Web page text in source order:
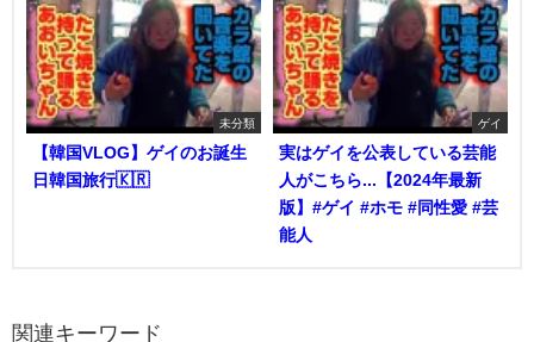
未分類
【韓国VLOG】ゲイのお誕生
日韓国旅行🇰🇷
ゲイ
実はゲイを公表している芸能
人がこちら...【2024年最新
版】#ゲイ #ホモ #同性愛 #芸
能人
関連キーワード